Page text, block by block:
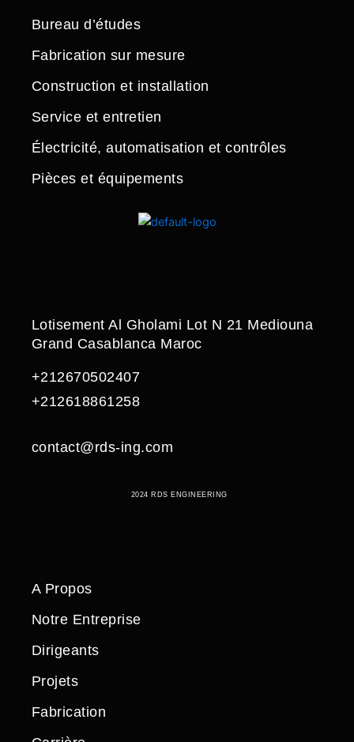
Bureau d’études
Fabrication sur mesure
Construction et installation
Service et entretien
Électricité, automatisation et contrôles
Pièces et équipements
Lotisement Al Gholami Lot N 21 Mediouna
Grand Casablanca Maroc
+212670502407
+212618861258
contact@rds-ing.com
2024 RDS ENGINEERING
A Propos
Notre Entreprise
Dirigeants
Projets
Fabrication